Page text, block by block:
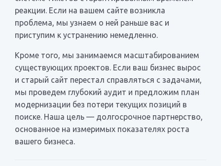
реакции. Если на вашем сайте возникла
проблема, мы узнаем о ней раньше вас и
приступим к устранению немедленно.
Кроме того, мы занимаемся масштабированием
существующих проектов. Если ваш бизнес вырос
и старый сайт перестал справляться с задачами,
мы проведем глубокий аудит и предложим план
модернизации без потери текущих позиций в
поиске. Наша цель — долгосрочное партнерство,
основанное на измеримых показателях роста
вашего бизнеса.